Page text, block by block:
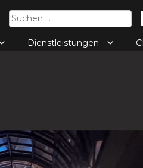
Suchen
nach:
Dienstleistungen